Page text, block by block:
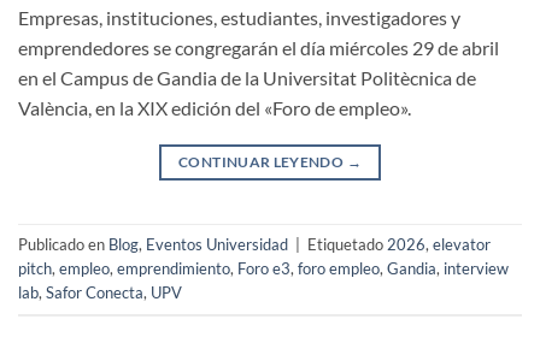
Empresas, instituciones, estudiantes, investigadores y
emprendedores se congregarán el día miércoles 29 de abril
en el Campus de Gandia de la Universitat Politècnica de
València, en la XIX edición del «Foro de empleo».
CONTINUAR LEYENDO →
Publicado en Blog, Eventos Universidad Etiquetado 2026, elevator
pitch, empleo, emprendimiento, Foro e3, foro empleo, Gandia, interview
lab, Safor Conecta, UPV